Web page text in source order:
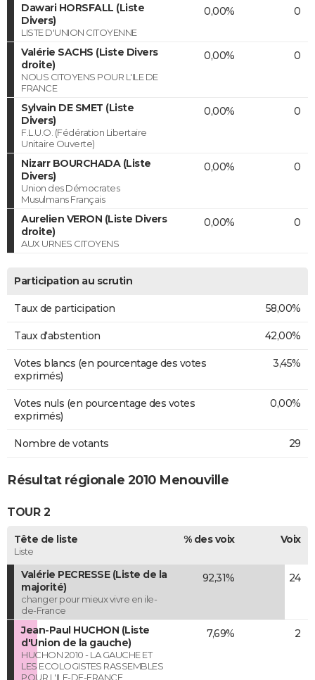
Dawari HORSFALL (Liste
Divers)
LISTE D'UNION CITOYENNE
0,00% 0
Valérie SACHS (Liste Divers
droite)
NOUS CITOYENS POUR L'ILE DE
FRANCE
0,00% 0
Sylvain DE SMET (Liste
Divers)
F.L.U.O. (Fédération Libertaire
Unitaire Ouverte)
0,00% 0
Nizarr BOURCHADA (Liste
Divers)
Union des Démocrates
Musulmans Français
0,00% 0
Aurelien VERON (Liste Divers
droite)
AUX URNES CITOYENS
0,00% 0
Participation au scrutin
Taux de participation 58,00%
Taux d'abstention 42,00%
Votes blancs (en pourcentage des votes
exprimés)
3,45%
Votes nuls (en pourcentage des votes
exprimés)
0,00%
Nombre de votants 29
Résultat régionale 2010 Menouville
TOUR 2
Tête de liste
Liste
% des voix Voix
Valérie PECRESSE (Liste de la
majorité)
changer pour mieux vivre en ile-
de-France
92,31% 24
Jean-Paul HUCHON (Liste
d'Union de la gauche)
HUCHON 2010 - LA GAUCHE ET
LES ECOLOGISTES RASSEMBLES
POUR L'ILE-DE-FRANCE
7,69% 2